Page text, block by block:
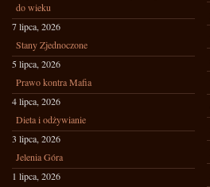
do wieku
7 lipca, 2026
Stany Zjednoczone
5 lipca, 2026
Prawo kontra Mafia
4 lipca, 2026
Dieta i odżywianie
3 lipca, 2026
Jelenia Góra
1 lipca, 2026